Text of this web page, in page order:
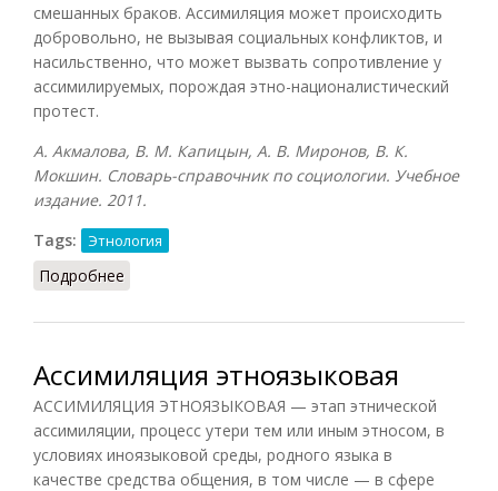
смешанных браков. Ассимиляция может происходить
добровольно, не вызывая социальных конфликтов, и
насильственно, что может вызвать сопротивление у
ассимилируемых, порождая этно-националистический
протест.
А. Акмалова, В. М. Капицын, А. В. Миронов, В. К.
Мокшин. Словарь-справочник по социологии. Учебное
издание. 2011.
Tags:
Этнология
Подробнее
Ассимиляция этноязыковая
АССИМИЛЯЦИЯ ЭТНОЯЗЫКОВАЯ — этап этнической
ассимиляции, процесс утери тем или иным этносом, в
условиях иноязыковой среды, родного языка в
качестве средства общения, в том числе — в сфере